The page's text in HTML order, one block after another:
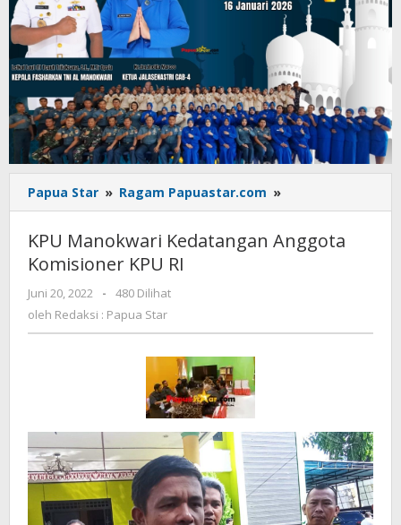
Papua Star » Ragam Papuastar.com »
Manokwari
Anggota
KPU Manokwari Kedatangan Anggota
Komisioner KPU RI
Juni 20, 2022
oleh
Redaksi
-
480 Dilihat
oleh Redaksi : Papua Star